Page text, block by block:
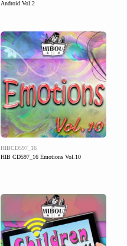
Android Vol.2
HIBCD597_16
HIB CD597_16 Emotions Vol.10